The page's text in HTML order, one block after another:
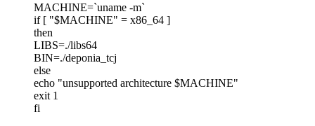
MACHINE=`uname -m`
if [ "$MACHINE" = x86_64 ]
then
LIBS=./libs64
BIN=./deponia_tcj
else
echo "unsupported architecture $MACHINE"
exit 1
fi